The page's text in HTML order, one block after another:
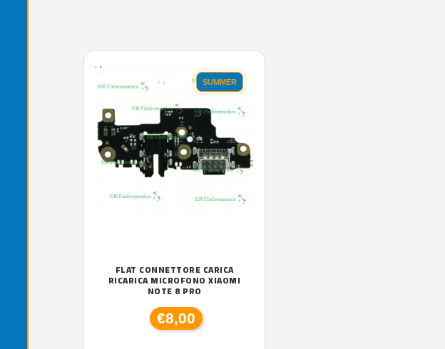
'.'
SUMMER
FLAT CONNETTORE CARICA
RICARICA MICROFONO XIAOMI
NOTE 8 PRO
€8,00